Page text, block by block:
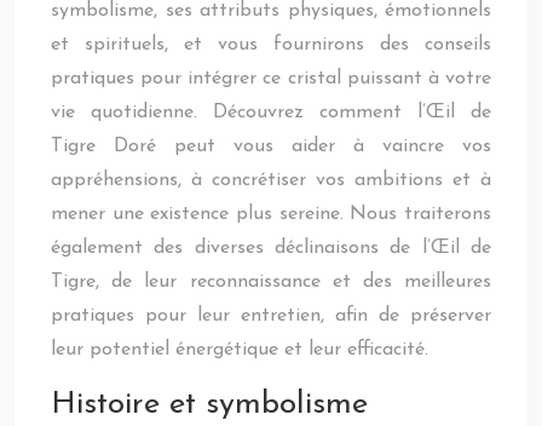
symbolisme, ses attributs physiques, émotionnels
et spirituels, et vous fournirons des conseils
pratiques pour intégrer ce cristal puissant à votre
vie quotidienne. Découvrez comment l’Œil de
Tigre Doré peut vous aider à vaincre vos
appréhensions, à concrétiser vos ambitions et à
mener une existence plus sereine. Nous traiterons
également des diverses déclinaisons de l’Œil de
Tigre, de leur reconnaissance et des meilleures
pratiques pour leur entretien, afin de préserver
leur potentiel énergétique et leur efficacité.
Histoire et symbolisme